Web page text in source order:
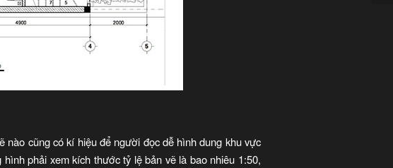
cũng có kí hiệu để người đọc dễ hình dung khu vực
phải xem kích thước tỷ lệ bản vẽ là bao nhiêu 1:50,